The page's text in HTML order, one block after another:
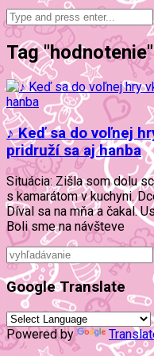
Tag "hodnotenie"
♪ Keď sa do voľnej
pridruží sa aj hanba
Situácia: Zišla som dolu
s kamarátom v kuchyni.
Díval sa na mňa a čakal.
Boli sme na návšteve
Google Translate
Powered by